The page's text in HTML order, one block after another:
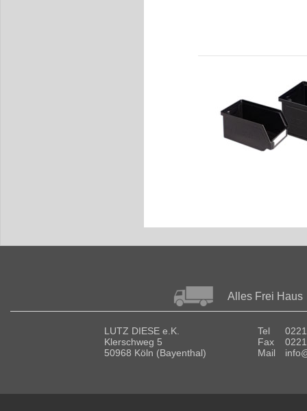
Alles Frei Haus
LUTZ DIESE e.K.
Klerschweg 5
50968 Köln (Bayenthal)
Tel
Fax
Mail